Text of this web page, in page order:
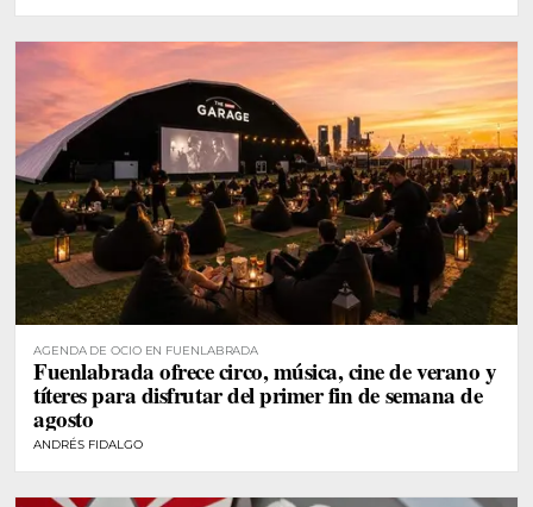
AGENDA DE OCIO EN FUENLABRADA
Fuenlabrada ofrece circo, música, cine de verano y
títeres para disfrutar del primer fin de semana de
agosto
ANDRÉS FIDALGO